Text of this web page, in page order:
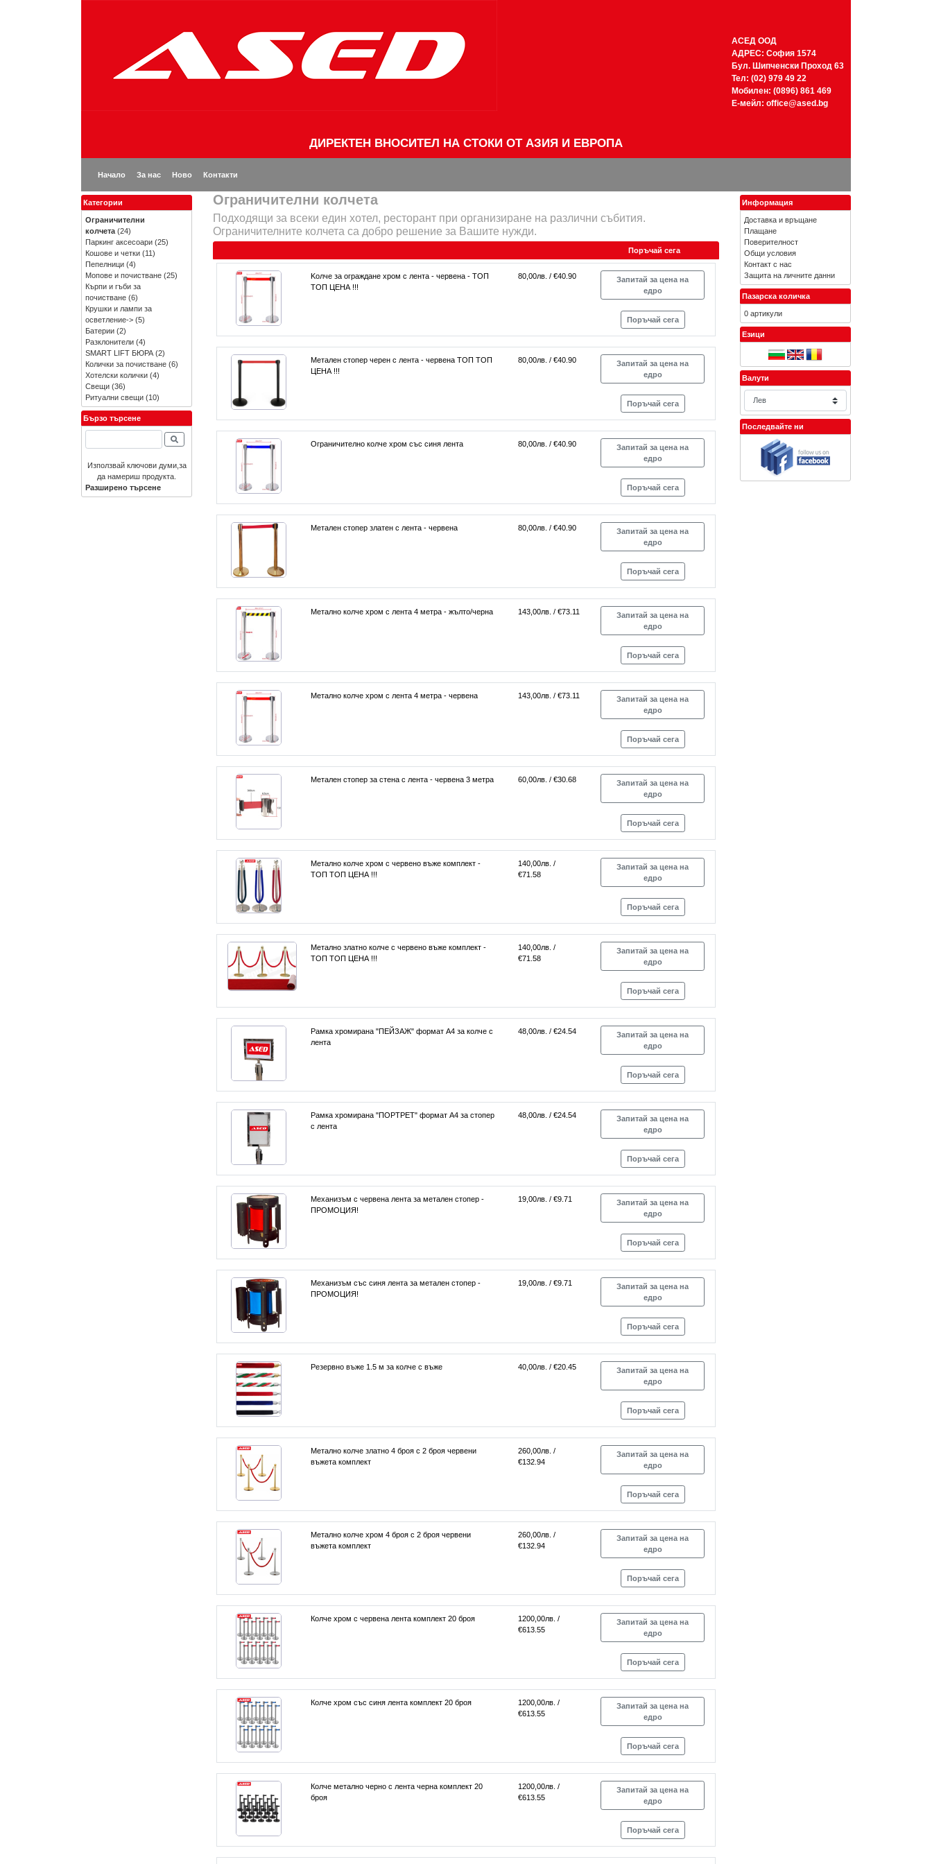
АСЕД ООД
АДРЕС: София 1574
Бул. Шипченски Проход 63
Тел: (02) 979 49 22
Мобилен: (0896) 861 469
Е-мейл: office@ased.bg
ДИРЕКТЕН ВНОСИТЕЛ НА СТОКИ ОТ АЗИЯ И ЕВРОПА
Начало За нас Ново Контакти
Ограничителни колчета
Подходящи за всеки един хотел, ресторант при организиране на различни събития.
Ограничителните колчета са добро решение за Вашите нужди.
Поръчай сега
Kолче за ограждане хром с лента - червена - ТОП
ТОП ЦЕНА !!!
80,00лв. / €40.90
Запитай за цена на
едро
Поръчай сега
Метален стопер черен с лента - червена ТОП ТОП
ЦЕНА !!!
80,00лв. / €40.90
Запитай за цена на
едро
Поръчай сега
Ограничително колче хром със синя лента 80,00лв. / €40.90
Запитай за цена на
едро
Поръчай сега
Метален стопер златен с лента - червена 80,00лв. / €40.90
Запитай за цена на
едро
Поръчай сега
Метално колче хром с лента 4 метра - жълто/черна 143,00лв. / €73.11
Запитай за цена на
едро
Поръчай сега
Метално колче хром с лента 4 метра - червена 143,00лв. / €73.11
Запитай за цена на
едро
Поръчай сега
Метален стопер за стена с лента - червена 3 метра 60,00лв. / €30.68
Запитай за цена на
едро
Поръчай сега
Метално колче хром с червено въже комплект -
ТОП ТОП ЦЕНА !!!
140,00лв. /
€71.58
Запитай за цена на
едро
Поръчай сега
Метално златно колче с червено въже комплект -
ТОП ТОП ЦЕНА !!!
140,00лв. /
€71.58
Запитай за цена на
едро
Поръчай сега
Рамка хромирана "ПЕЙЗАЖ" формат А4 за колче с
лента
48,00лв. / €24.54
Запитай за цена на
едро
Поръчай сега
Рамка хромирана "ПОРТРЕТ" формат А4 за стопер
с лента
48,00лв. / €24.54
Запитай за цена на
едро
Поръчай сега
Механизъм с червена лента за метален стопер -
ПРОМОЦИЯ!
19,00лв. / €9.71
Запитай за цена на
едро
Поръчай сега
Механизъм със синя лента за метален стопер -
ПРОМОЦИЯ!
19,00лв. / €9.71
Запитай за цена на
едро
Поръчай сега
Резервно въже 1.5 м за колче с въже 40,00лв. / €20.45
Запитай за цена на
едро
Поръчай сега
Метално колче златно 4 броя с 2 броя червени
въжета комплект
260,00лв. /
€132.94
Запитай за цена на
едро
Поръчай сега
Метално колче хром 4 броя с 2 броя червени
въжета комплект
260,00лв. /
€132.94
Запитай за цена на
едро
Поръчай сега
Колче хром с червена лента комплект 20 броя
1200,00лв. /
€613.55
Запитай за цена на
едро
Поръчай сега
Колче хром със синя лента комплект 20 броя
1200,00лв. /
€613.55
Запитай за цена на
едро
Поръчай сега
Колче метално черно с лента черна комплект 20
броя
1200,00лв. /
€613.55
Запитай за цена на
едро
Поръчай сега
Категории
Ограничителни
колчета (24)
Паркинг аксесоари (25)
Кошове и четки (11)
Пепелници (4)
Мопове и почистване (25)
Кърпи и гъби за
почистване (6)
Крушки и лампи за
осветление-> (5)
Батерии (2)
Разклонители (4)
SMART LIFT БЮРА (2)
Колички за почистване (6)
Хотелски колички (4)
Свещи (36)
Ритуални свещи (10)
Бързо търсене
Използвай ключови думи,за
да намериш продукта.
Разширено търсене
Информация
Доставка и връщане
Плащане
Поверителност
Общи условия
Контакт с нас
Защита на личните данни
Пазарска количка
0 артикули
Езици
Валути
Последвайте ни